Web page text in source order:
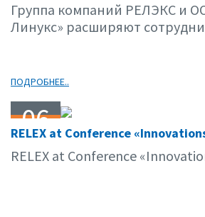
Группа компаний РЕЛЭКС и
Линукс» расширяют
ПОДРОБНЕЕ..
06
RELEX at Conference
RELEX at Conference